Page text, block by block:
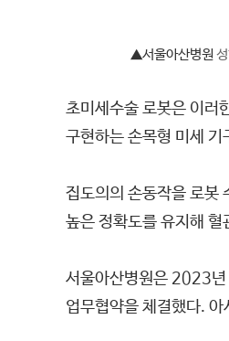
▲서울아산병원
초미세수술 로봇은 이러
구현하는 손목형 미세
집도의의 손동작을 로봇
높은 정확도를 유지해
서울아산병원은 2023
업무협약을 체결했다.